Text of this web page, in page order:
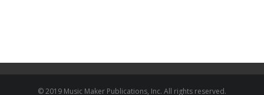
© 2019 Music Maker Publications, Inc. All rights reserved.